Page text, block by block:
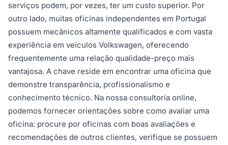
serviços podem, por vezes, ter um custo superior. Por
outro lado, muitas oficinas independentes em Portugal
possuem mecânicos altamente qualificados e com vasta
experiência em veículos Volkswagen, oferecendo
frequentemente uma relação qualidade-preço mais
vantajosa. A chave reside em encontrar uma oficina que
demonstre transparência, profissionalismo e
conhecimento técnico. Na nossa consultoria online,
podemos fornecer orientações sobre como avaliar uma
oficina: procure por oficinas com boas avaliações e
recomendações de outros clientes, verifique se possuem